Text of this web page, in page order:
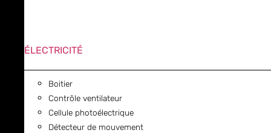
ÉLECTRICITÉ
Boitier
Contrôle ventilateur
Cellule photoélectrique
Détecteur de mouvement